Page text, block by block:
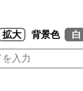
背景色 白
拡大